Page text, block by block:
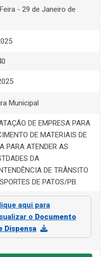
- 29 de Janeiro de
Municipal
DE EMPRESA PARA
DE MATERIAIS DE
PARA ATENDER AS
DA
DE TRÂNSITO
DE PATOS/PB.
aqui para
o Documento
Dispensa